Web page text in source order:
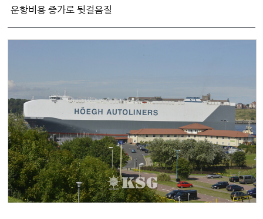
운항비용 증가로 뒷걸음질